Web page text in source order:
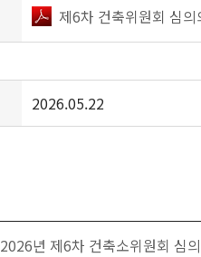
제6차 건축위원회 심
2026.05.22
2026년 제6차 건축소위원회 심